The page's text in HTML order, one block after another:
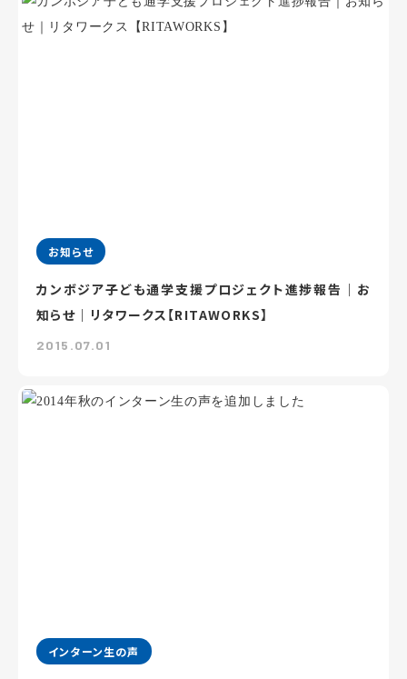
お知らせ
カンボジア子ども通学支援プロジェクト進捗報告｜お
知らせ｜リタワークス【RITAWORKS】
2015.07.01
インターン生の声